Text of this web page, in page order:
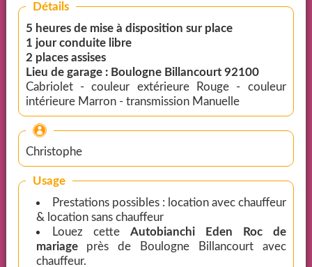
Détails
5 heures de mise à disposition sur place
1 jour conduite libre
2 places assises
Lieu de garage : Boulogne Billancourt 92100
Cabriolet - couleur extérieure Rouge - couleur
intérieure Marron - transmission Manuelle
Christophe
Usage
Prestations possibles : location avec chauffeur
& location sans chauffeur
Louez cette Autobianchi Eden Roc de
mariageprès de Boulogne Billancourt avec
chauffeur.